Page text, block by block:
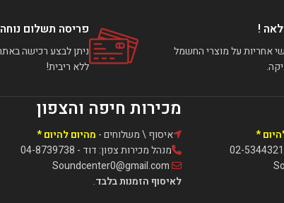
!
חודשי אחריות על מוצרי החשמל
פריסה תשלום נוחה
ללא ריבית!
מכירות חיפה והצפון
איסוף \ משלוחים - מהיום להיום *
מנהל מכירות צפון: דוד - 04-8739738
Soundcenter0@gmail.com
לאיסוף הזמנות בלבד.
*